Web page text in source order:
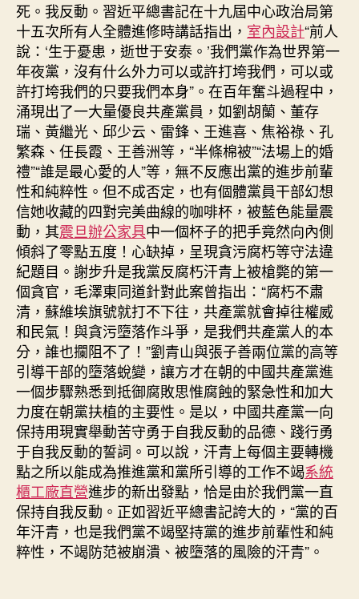
死。我反動。習近平總書記在十九屆中心政治局第
十五次所有人全體進修時講話指出， 室內設計“前人
說：‘生于憂患，逝世于安泰。’我們黨作為世界第一
年夜黨，沒有什么外力可以或許打垮我們，可以或
許打垮我們的只要我們本身”。在百年奮斗過程中，
涌現出了一大量優良共產黨員，如劉胡蘭、董存
瑞、黃繼光、邱少云、雷鋒、王進喜、焦裕祿、孔
繁森、任長霞、王善洲等，“半條棉被”“法場上的婚
禮”“誰是最心愛的人”等，無不反應出黨的進步前輩
性和純粹性。但不成否定，也有個體黨員干部幻想
信她收藏的四對完美曲線的咖啡杯，被藍色能量震
動，其震旦辦公家具中一個杯子的把手竟然向內側
傾斜了零點五度！心缺掉，呈現貪污腐朽等守法違
紀題目。謝步升是我黨反腐朽汗青上被槍斃的第一
個貪官，毛澤東同道針對此案曾指出：“腐朽不肅
清，蘇維埃旗號就打不下往，共產黨就會掉往權威
和民氣！與貪污墮落作斗爭，是我們共產黨人的本
分，誰也攔阻不了！”劉青山與張子善兩位黨的高等
引導干部的墮落蛻變，讓方才在朝的中國共產黨進
一個步驟熟悉到抵御腐敗思惟腐蝕的緊急性和加大
力度在朝黨扶植的主要性。是以，中國共產黨一向
保持用現實舉動苦守勇于自我反動的品德、踐行勇
于自我反動的誓詞。可以說，汗青上每個主要轉機
點之所以能成為推進黨和黨所引導的工作不竭系統
櫃工廠直營進步的新出發點，恰是由於我們黨一直
保持自我反動。正如習近平總書記誇大的，“黨的百
年汗青，也是我們黨不竭堅持黨的進步前輩性和純
粹性，不竭防范被崩潰、被墮落的風險的汗青”。